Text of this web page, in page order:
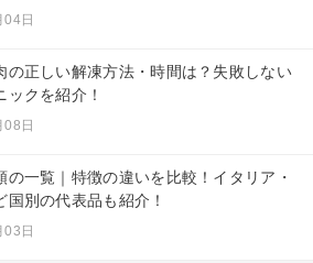
日
の正しい解凍方法・時間は？失敗しない
ックを紹介！
日
の一覧｜特徴の違いを比較！イタリア・
国別の代表品も紹介！
日